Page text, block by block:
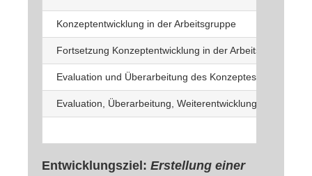
Konzeptentwicklung in der Arbeitsgruppe
Fortsetzung Konzeptentwicklung in der Arbeitsgruppe
Evaluation und Überarbeitung des Konzeptes
Evaluation, Überarbeitung, Weiterentwicklung
Entwicklungsziel: Erstellung einer